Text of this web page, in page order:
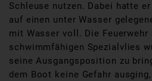
Schleuse nutzen. Dabei hatte
auf einen unter Wasser
mit Wasser voll. Die
schwimmfähigen Spezialvlies
seine Ausgangsposition zu
dem Boot keine Gefahr